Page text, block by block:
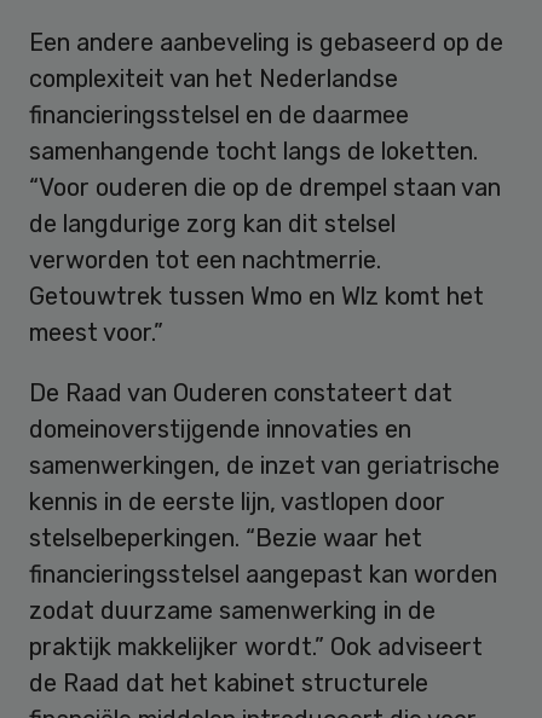
Een andere aanbeveling is gebaseerd op de
complexiteit van het Nederlandse
financieringsstelsel en de daarmee
samenhangende tocht langs de loketten.
“Voor ouderen die op de drempel staan van
de langdurige zorg kan dit stelsel
verworden tot een nachtmerrie.
Getouwtrek tussen Wmo en Wlz komt het
meest voor.”
De Raad van Ouderen constateert dat
domeinoverstijgende innovaties en
samenwerkingen, de inzet van geriatrische
kennis in de eerste lijn, vastlopen door
stelselbeperkingen. “Bezie waar het
financieringsstelsel aangepast kan worden
zodat duurzame samenwerking in de
praktijk makkelijker wordt.” Ook adviseert
de Raad dat het kabinet structurele